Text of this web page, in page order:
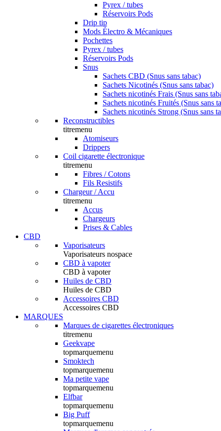
Pyrex / tubes
Réservoirs Pods
Drip tip
Mods Électro & Mécaniques
Pochettes
Pyrex / tubes
Réservoirs Pods
Snus
Sachets CBD (Snus sans tabac)
Sachets Nicotinés (Snus sans tabac)
Sachets nicotinés Frais (Snus sans
Sachets nicotinés Fruités (Snus sans
Sachets nicotinés Strong (Snus sans
Reconstructibles
titremenu
Atomiseurs
Drippers
Coil cigarette électronique
titremenu
Fibres / Cotons
Fils Resistifs
Chargeur / Accu
titremenu
Accus
Chargeurs
Prises & Cables
CBD
Vaporisateurs
Vaporisateurs nospace
CBD à vapoter
CBD à vapoter
Huiles de CBD
Huiles de CBD
Accessoires CBD
Accessoires CBD
MARQUES
Marques de cigarettes électroniques
titremenu
Geekvape
topmarquemenu
Smoktech
topmarquemenu
Ma petite vape
topmarquemenu
Elfbar
topmarquemenu
Big Puff
topmarquemenu